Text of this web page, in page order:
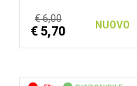
€ 6,00
€ 5,70 NUOVO